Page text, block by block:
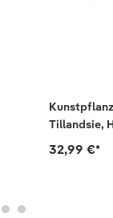
Tillandsie,
32,99 €*